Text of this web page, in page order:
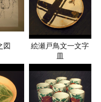
図
絵瀬戸鳥文一文字
皿